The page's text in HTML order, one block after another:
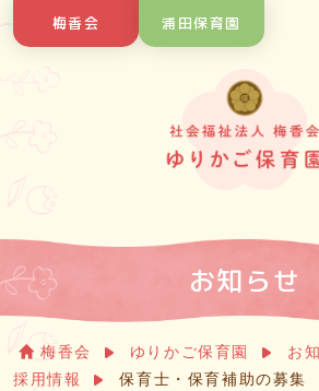
to
梅香会 浦田保育園
お知らせ
梅香会 ゆりかご保育園
お
採用情報
保育士・保育補助の募集